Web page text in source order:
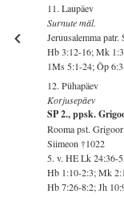
11. Laupäev
Surnute mäl.
Jeruusalemma
Hb 3:12-16; Mk
1Ms 5:1-24; Õp
12. Pühapäev
Korjusepäev
SP 2., ppsk.
Rooma pst.
Siimeon †1022
5. v. HE Lk 24:36-
Hb 1:10-2:3; Mk
Hb 7:26-8:2; Jh